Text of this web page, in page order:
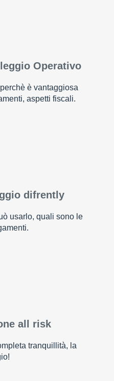
Operativo
è vantaggiosa
aspetti fiscali.
difrently
usarlo, quali sono le
all risk
tranquillità, la